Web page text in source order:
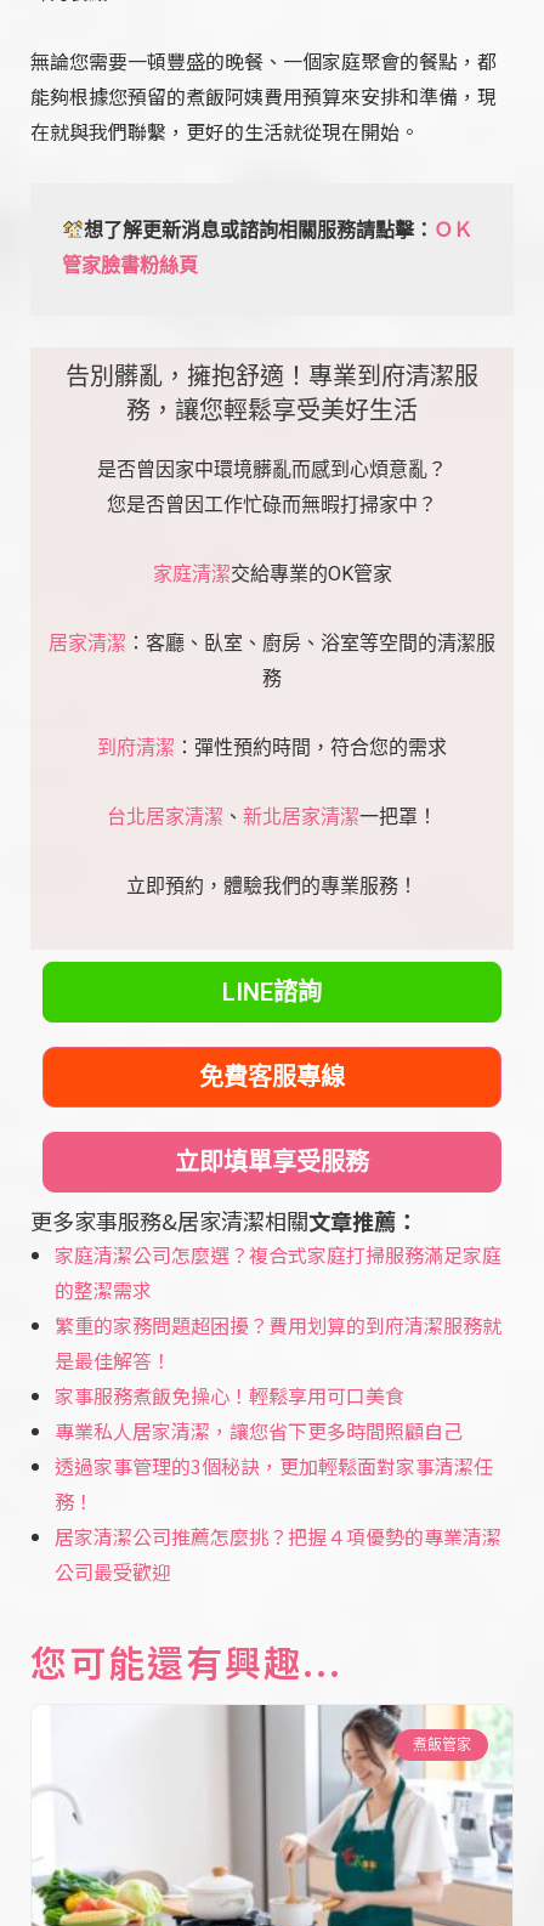
無論您需要一頓豐盛的晚餐、一個家庭聚會的餐點，都
能夠根據您預留的煮飯阿姨費用預算來安排和準備，現
在就與我們聯繫，更好的生活就從現在開始。
想了解更新消息或諮詢相關服務請點擊： ＯＫ
管家臉書粉絲頁
告別髒亂，擁抱舒適！專業到府清潔服
務，讓您輕鬆享受美好生活
是否曾因家中環境髒亂而感到心煩意亂？
您是否曾因工作忙碌而無暇打掃家中？
家庭清潔交給專業的OK管家
居家清潔 ：客廳、臥室、廚房、浴室等空間的清潔服
務
到府清潔 ：彈性預約時間，符合您的需求
台北居家清潔 、 新北居家清潔一把罩！
立即預約，體驗我們的專業服務！
LINE諮詢
免費客服專線
立即填單享受服務
更多家事服務&居家清潔相關文章推薦：
家庭清潔公司怎麼選？複合式家庭打掃服務滿足家庭
的整潔需求
繁重的家務問題超困擾？費用划算的到府清潔服務就
是最佳解答！
家事服務煮飯免操心！輕鬆享用可口美食
專業私人居家清潔，讓您省下更多時間照顧自己
透過家事管理的3個秘訣，更加輕鬆面對家事清潔任
務！
居家清潔公司推薦怎麼挑？把握４項優勢的專業清潔
公司最受歡迎
您可能還有興趣...
煮飯管家